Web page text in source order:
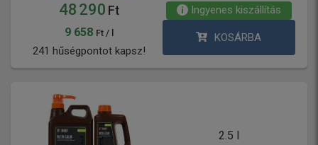
48 290 Ft
9 658 Ft / l
241 hűségpontot kapsz!
Ingyenes kiszállítás
KOSÁRBA
2.5 l